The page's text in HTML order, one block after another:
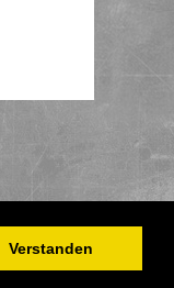
Verstanden